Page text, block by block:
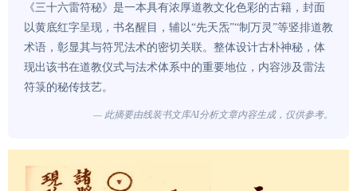
《三十六雷符秘》是一本具有浓厚道教文化色彩的古籍，封面
以黄底红字呈现，书名醒目，辅以“先天炁”“制万灵”等竖排道教
术语，彰显其与符咒法术的密切关联。整体设计古朴神秘，体
现出该书在道教仪式与法术体系中的重要地位，内容涉及雷法
符箓的秘传技艺。
— 此摘要由线装书文库AI分析文章内容生成，仅供参考。